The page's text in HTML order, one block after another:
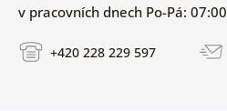
v pracovních dnech Po-Pá:
+420 228 229 597